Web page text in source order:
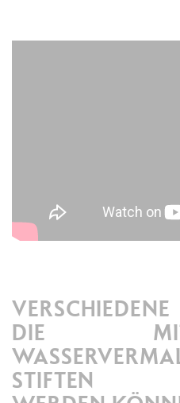
DIE
STIFTEN